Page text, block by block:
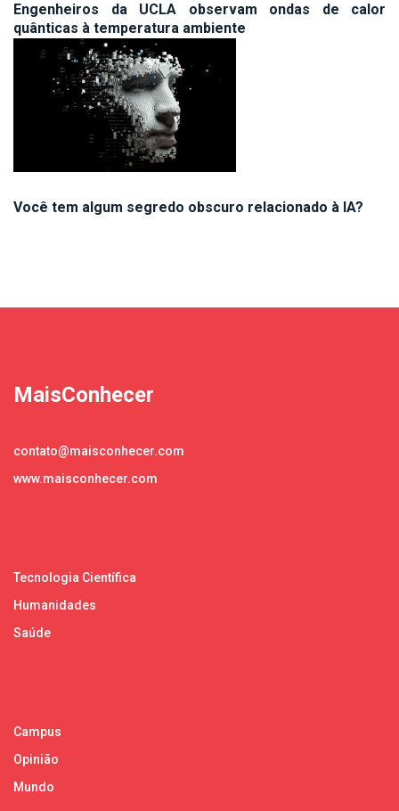
Engenheiros da UCLA observam ondas de calor
quânticas à temperatura ambiente
Você tem algum segredo obscuro relacionado à IA?
MaisConhecer
contato@maisconhecer.com
www.maisconhecer.com
Tecnologia Científica
Humanidades
Saúde
Campus
Opinião
Mundo